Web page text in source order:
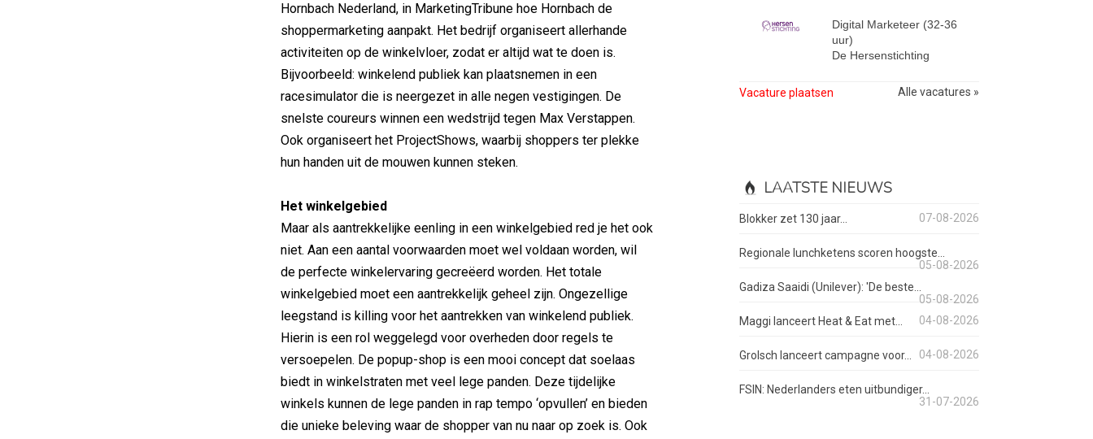
Hornbach Nederland, in MarketingTribune hoe Hornbach de
shoppermarketing aanpakt. Het bedrijf organiseert allerhande
activiteiten op de winkelvloer, zodat er altijd wat te doen is.
Bijvoorbeeld: winkelend publiek kan plaatsnemen in een
racesimulator die is neergezet in alle negen vestigingen. De
snelste coureurs winnen een wedstrijd tegen Max Verstappen.
Ook organiseert het ProjectShows, waarbij shoppers ter plekke
hun handen uit de mouwen kunnen steken.
Het winkelgebied
Maar als aantrekkelijke eenling in een winkelgebied red je het ook
niet. Aan een aantal voorwaarden moet wel voldaan worden, wil
de perfecte winkelervaring gecreëerd worden. Het totale
winkelgebied moet een aantrekkelijk geheel zijn. Ongezellige
leegstand is killing voor het aantrekken van winkelend publiek.
Hierin is een rol weggelegd voor overheden door regels te
versoepelen. De popup-shop is een mooi concept dat soelaas
biedt in winkelstraten met veel lege panden. Deze tijdelijke
winkels kunnen de lege panden in rap tempo ‘opvullen’ en bieden
die unieke beleving waar de shopper van nu naar op zoek is. Ook
Digital Marketeer (32-36
uur)
De Hersenstichting
Vacature plaatsen Alle vacatures »
LAATSTE NIEUWS
Blokker zet 130 jaar... 07-08-2026
Regionale lunchketens scoren hoogste...
05-08-2026
Gadiza Saaidi (Unilever): 'De beste...
05-08-2026
Maggi lanceert Heat & Eat met...
04-08-2026
Grolsch lanceert campagne voor... 04-08-2026
FSIN: Nederlanders eten uitbundiger...
31-07-2026